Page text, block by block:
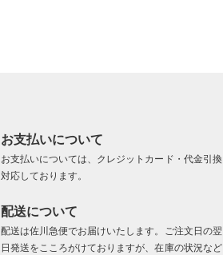
お支払いについて
お支払いについては、クレジットカード・代金引換
対応しております。
配送について
配送は佐川急便でお届けいたします。ご注文日の翌
日発送をこころがけておりますが、在庫の状況など